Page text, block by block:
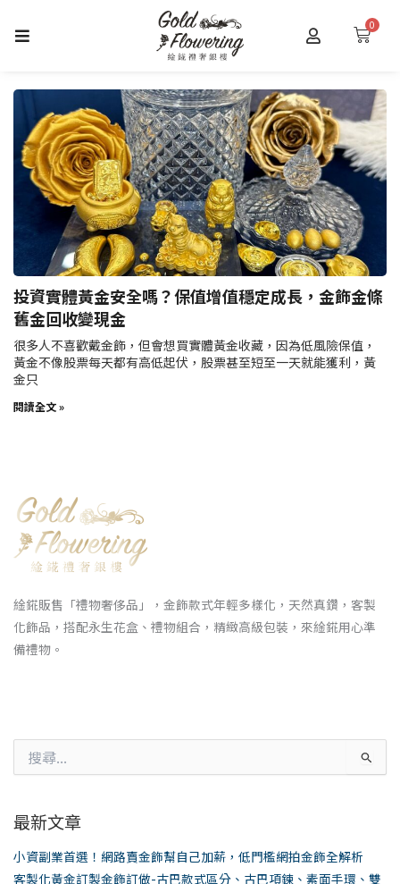
0
購
投資實體黃金安全嗎？保值增值穩定成長，金飾金條
舊金回收變現金
很多人不喜歡戴金飾，但會想買實體黃金收藏，因為低風險保值，
黃金不像股票每天都有高低起伏，股票甚至短至一天就能獲利，黃
金只
閱讀全文 »
䋮錵販售「禮物奢侈品」，金飾款式年輕多樣化，天然真鑽，客製
化飾品，搭配永生花盒、禮物組合，精緻高級包裝，來䋮錵用心準
備禮物。
尋
字:
最新文章
小資副業首選！網路賣金飾幫自己加薪，低門檻網拍金飾全解析
客製化黃金訂製金飾訂做-古巴款式區分、古巴項鍊、素面手環、雙